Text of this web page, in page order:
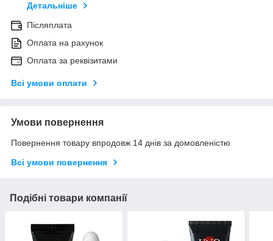
Детальніше
Післяплата
Оплата на рахунок
Оплата за реквізитами
Всі умови оплати
Умови повернення
Повернення товару впродовж 14 днів за домовленістю
Всі умови повернення
Подібні товари компанії